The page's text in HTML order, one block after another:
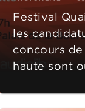
Festival
les
concours
haute sont